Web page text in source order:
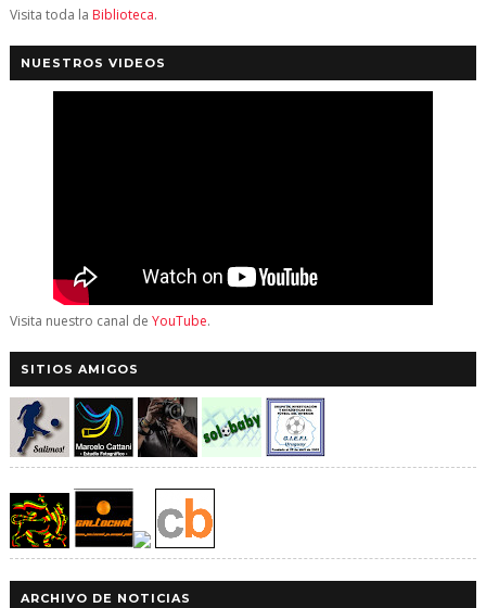
Visita toda la Biblioteca.
NUESTROS VIDEOS
Visita nuestro canal de YouTube.
SITIOS AMIGOS
ARCHIVO DE NOTICIAS